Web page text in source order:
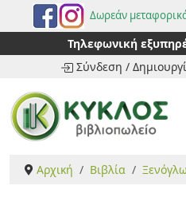
Δωρεάν
Τηλεφωνική
Σύνδεση /
Αρχική Βιβλία